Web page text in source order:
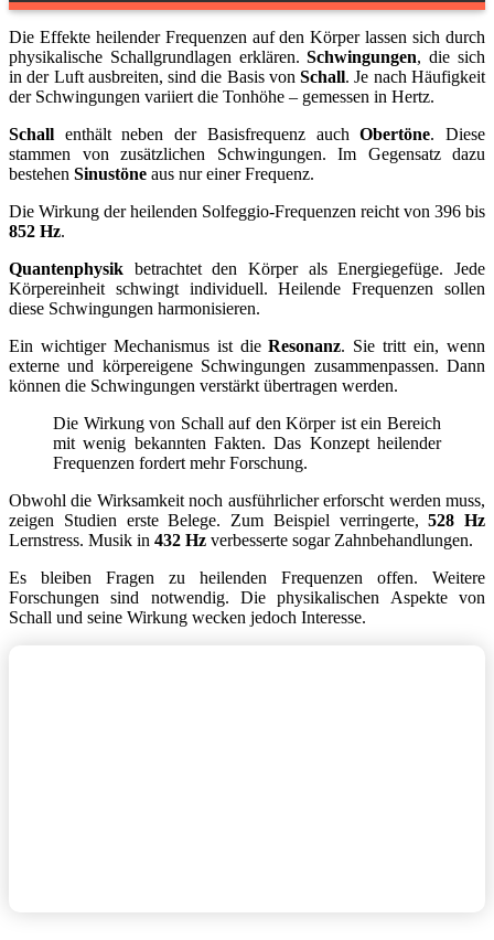
Die Effekte heilender Frequenzen auf den Körper lassen sich durch
physikalische Schallgrundlagen erklären.Schwingungen, die sich
in der Luft ausbreiten, sind die Basis vonSchall. Je nach Häufigkeit
der Schwingungen variiert die Tonhöhe – gemessen in Hertz.
Schall enthält neben der Basisfrequenz auchObertöne. Diese
stammen von zusätzlichen Schwingungen. Im Gegensatz dazu
bestehen Sinustöne aus nur einer Frequenz.
Die Wirkung der heilenden Solfeggio-Frequenzen reicht von 396 bis
852 Hz.
Quantenphysik betrachtet den Körper als Energiegefüge. Jede
Körpereinheit schwingt individuell. Heilende Frequenzen sollen
diese Schwingungen harmonisieren.
Ein wichtiger Mechanismus ist dieResonanz. Sie tritt ein, wenn
externe und körpereigene Schwingungen zusammenpassen. Dann
können die Schwingungen verstärkt übertragen werden.
Die Wirkung von Schall auf den Körper ist ein Bereich
mit wenig bekannten Fakten. Das Konzept heilender
Frequenzen fordert mehr Forschung.
Obwohl die Wirksamkeit noch ausführlicher erforscht werden muss,
zeigen Studien erste Belege. Zum Beispiel verringerte,528 Hz
Lernstress. Musik in 432 Hz verbesserte sogar Zahnbehandlungen.
Es bleiben Fragen zu heilenden Frequenzen offen. Weitere
Forschungen sind notwendig. Die physikalischen Aspekte von
Schall und seine Wirkung wecken jedoch Interesse.